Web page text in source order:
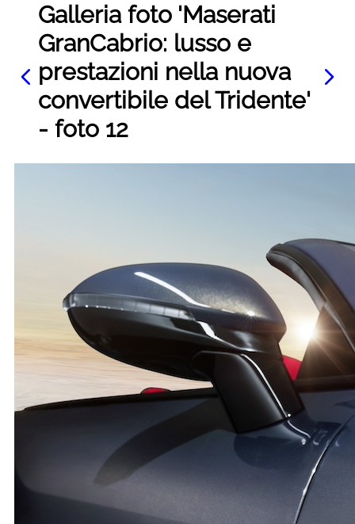
Galleria foto 'Maserati
GranCabrio: lusso e
prestazioni nella nuova
convertibile del Tridente'
- foto 12